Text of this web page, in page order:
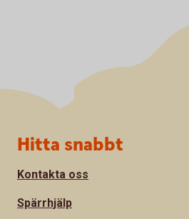
Sidfot
Hitta snabbt
Kontakta oss
Spärrhjälp